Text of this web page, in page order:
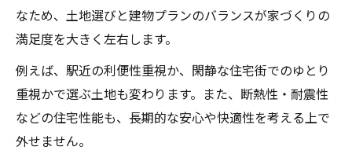
なため、土地選びと建物プランのバランスが家づくりの
満足度を大きく左右します。
例えば、駅近の利便性重視か、閑静な住宅街でのゆとり
重視かで選ぶ土地も変わります。また、断熱性・耐震性
などの住宅性能も、長期的な安心や快適性を考える上で
外せません。